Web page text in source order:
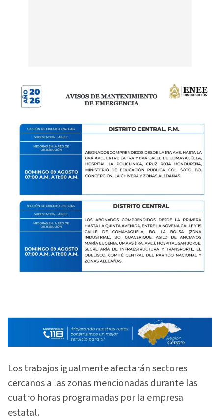
Los trabajos igualmente afectarán sectores
cercanos a las zonas mencionadas durante las
cuatro horas programadas por la empresa
estatal.